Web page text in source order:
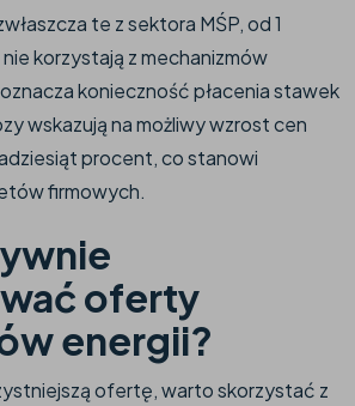
te z sektora MŚP, od 1
korzystają z mechanizmów
konieczność płacenia stawek
wskazują na możliwy wzrost cen
procent, co stanowi
firmowych.​
oferty
energii?
ofertę, warto skorzystać z